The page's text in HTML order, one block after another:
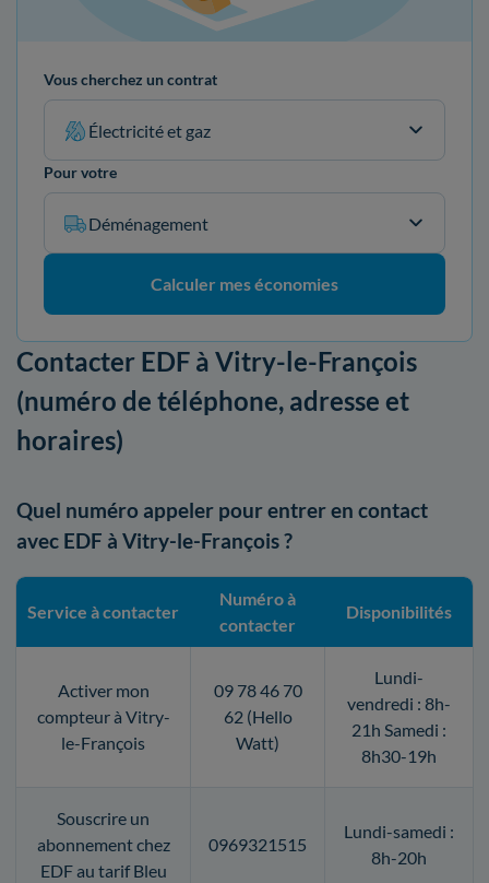
Vous cherchez un contrat
Électricité et gaz
Pour votre
Déménagement
Calculer mes économies
Contacter EDF à Vitry-le-François
(numéro de téléphone, adresse et
horaires)
Quel numéro appeler pour entrer en contact
avec EDF à Vitry-le-François ?
Service à contacter
Numéro à
contacter
Disponibilités
Activer mon
compteur à Vitry-
le-François
09 78 46 70
62 (Hello
Watt)
Lundi-
vendredi : 8h-
21h Samedi :
8h30-19h
Souscrire un
abonnement chez
EDF au tarif Bleu
0969321515
Lundi-samedi :
8h-20h